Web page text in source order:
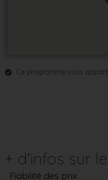
Ce programme vous
+ d'infos sur
Fiabilité des prix